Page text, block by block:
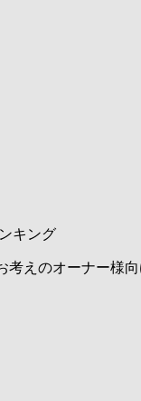
キング
えのオーナー様向